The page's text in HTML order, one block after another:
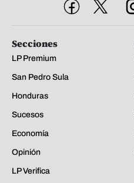
Secciones
LP Premium
San Pedro Sula
Honduras
Sucesos
Economía
Opinión
LP Verifica